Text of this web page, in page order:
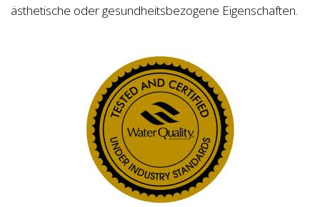
ästhetische oder gesundheitsbezogene Eigenschaften.